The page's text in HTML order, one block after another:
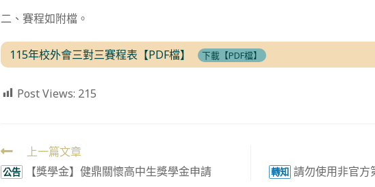
二、賽程如附檔。
115年校外會三對三賽程表【PDF檔】 下載【PDF檔】
Post Views: 215
Read
more
上一篇文章
公告 【獎學金】健鼎關懷高中生獎學金申請 轉知 請勿使用非官方